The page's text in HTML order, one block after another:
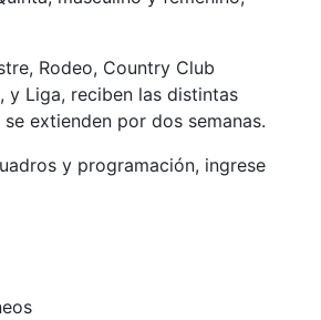
Rodeo, Country Club
y Liga, reciben las distintas
extienden por dos semanas.
y programación, ingrese